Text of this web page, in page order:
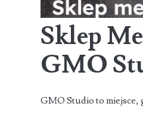
Sklep
GMO
GMO Studio to miejsce,